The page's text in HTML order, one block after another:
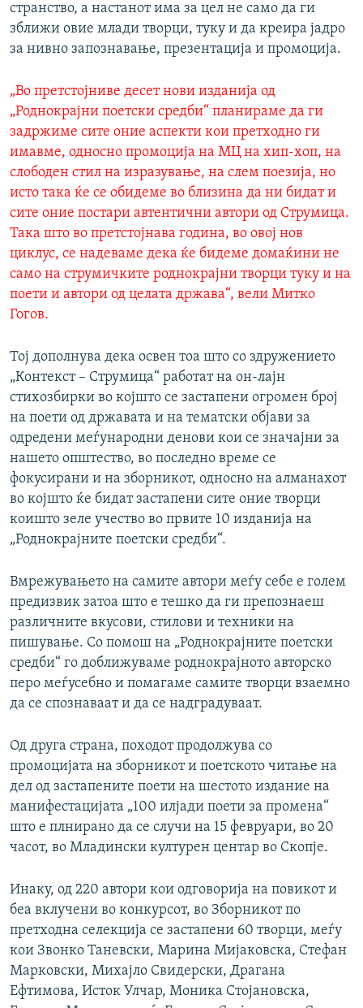
странство, а настанот има за цел не само да ги
зближи овие млади творци, туку и да креира јадро
за нивно запознавање, презентација и промоција.
„Во претстојниве десет нови изданија од
„Роднокрајни поетски средби“ планираме да ги
задржиме сите оние аспекти кои претходно ги
имавме, односно промоција на МЦ на хип-хоп, на
слободен стил на изразување, на слем поезија, но
исто така ќе се обидеме во близина да ни бидат и
сите оние постари автентични автори од Струмица.
Така што во претстојнава година, во овој нов
циклус, се надеваме дека ќе бидеме домаќини не
само на струмичките роднокрајни творци туку и на
поети и автори од целата држава“, вели Митко
Гогов.
Тој дополнува дека освен тоа што со здружението
„Контекст – Струмица“ работат на он-лајн
стихозбирки во којшто се застапени огромен број
на поети од државата и на тематски објави за
одредени меѓународни денови кои се значајни за
нашето општество, во последно време се
фокусирани и на зборникот, односно на алманахот
во којшто ќе бидат застапени сите оние творци
коишто зеле учество во првите 10 изданија на
„Роднокрајните поетски средби“.
Вмрежувањето на самите автори меѓу себе е голем
предизвик затоа што е тешко да ги препознаеш
различните вкусови, стилови и техники на
пишување. Со помош на „Роднокрајните поетски
средби“ го доближуваме роднокрајното авторско
перо меѓусебно и помагаме самите творци взаемно
да се спознаваат и да се надградуваат.
Од друга страна, походот продолжува со
промоцијата на зборникот и поетското читање на
дел од застапените поети на шестото издание на
манифестацијата „100 илјади поети за промена“
што е плнирано да се случи на 15 февруари, во 20
часот, во Младински културен центар во Скопје.
Инаку, од 220 автори кои одговорија на повикот и
беа вклучени во конкурсот, во Зборникот по
претходна селекција се застапени 60 творци, меѓу
кои Звонко Таневски, Марина Мијаковска, Стефан
Марковски, Михајло Свидерски, Драгана
Ефтимова, Исток Улчар, Моника Стојановска,